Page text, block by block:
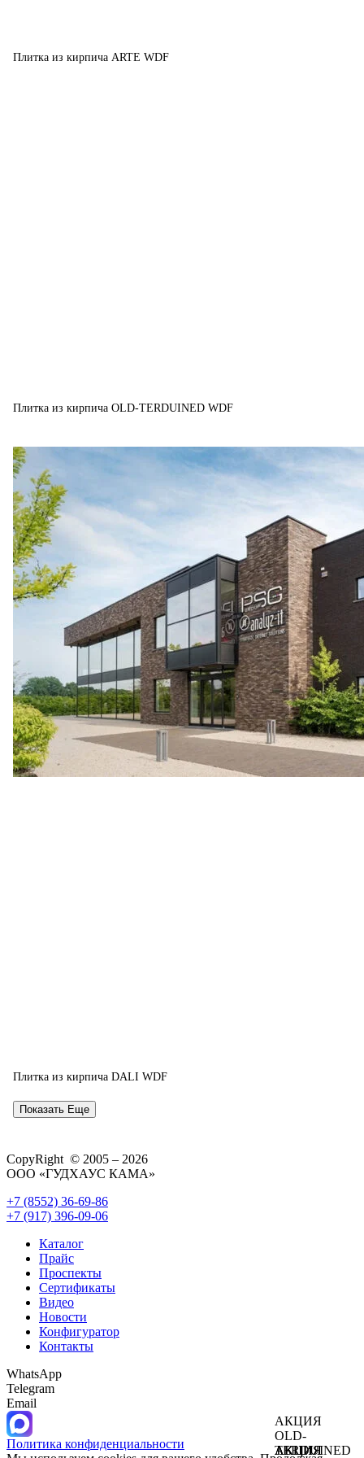
АКЦИЯ
АКЦИЯ
Плитка из кирпича ARTE WDF
АКЦИЯ
OLD-
TERDUINED
Плитка из кирпича OLD-TERDUINED WDF
АКЦИЯ
Плитка из кирпича DALI WDF
Показать Еще
CopyRight © 2005 – 2026
ООО «ГУДХАУС КАМА»
+7 (8552) 36-69-86
+7 (917) 396-09-06
Каталог
Прайс
Проспекты
Сертификаты
Видео
Новости
Конфигуратор
Контакты
WhatsApp
Telegram
Email
Политика конфиденциальности